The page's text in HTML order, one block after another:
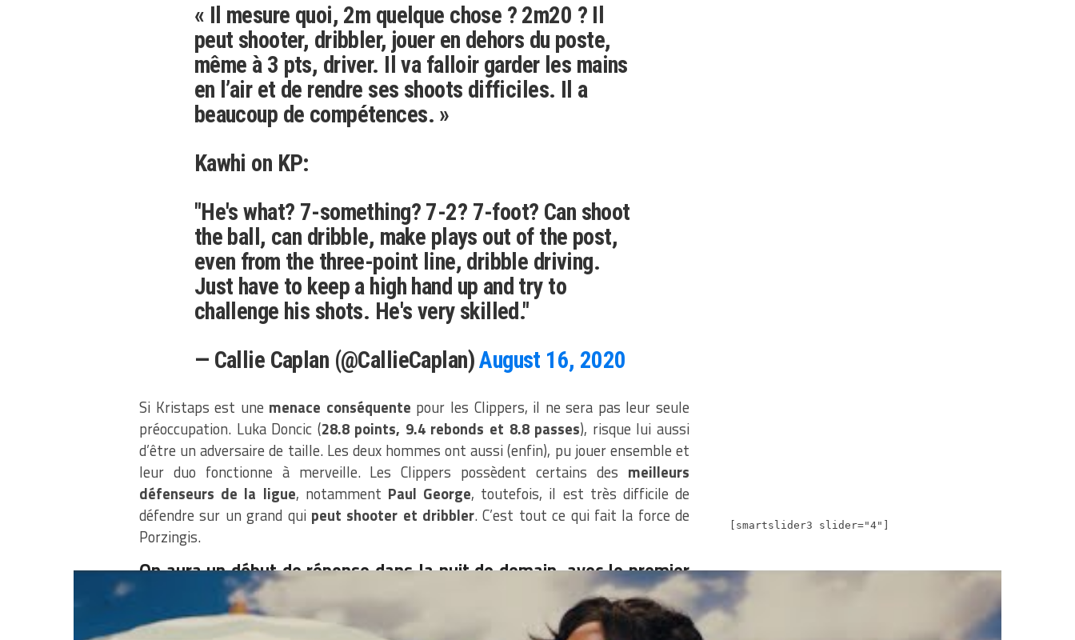
« Il mesure quoi, 2m quelque chose ? 2m20 ? Il
peut shooter, dribbler, jouer en dehors du poste,
même à 3 pts, driver. Il va falloir garder les mains
en l’air et de rendre ses shoots difficiles. Il a
beaucoup de compétences. »
Kawhi on KP:
"He's what? 7-something? 7-2? 7-foot? Can shoot
the ball, can dribble, make plays out of the post,
even from the three-point line, dribble driving.
Just have to keep a high hand up and try to
challenge his shots. He's very skilled."
— Callie Caplan (@CallieCaplan)August 16, 2020
Si Kristaps est une menace conséquente pour les Clippers, il ne sera pas leur seule
préoccupation. Luka Doncic (28.8 points, 9.4 rebonds et 8.8 passes), risque lui aussi
d’être un adversaire de taille. Les deux hommes ont aussi (enfin), pu jouer ensemble et
leur duo fonctionne à merveille. Les Clippers possèdent certains des meilleurs
défenseurs de la ligue, notamment Paul George, toutefois, il est très difficile de
défendre sur un grand qui peut shooter et dribbler. C’est tout ce qui fait la force de
Porzingis.
On aura un début de réponse dans la nuit de demain, avec le premier
match de la série. Si les Clippers comptent aller jusqu’au titre, Dallas
risque de leur poser quelques problèmes de parcours…
[smartslider3 slider="4"]